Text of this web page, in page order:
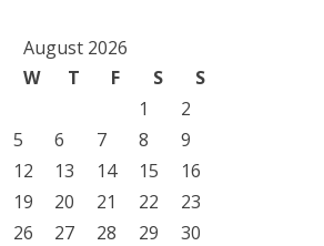
August 2026
W T F S
S
1
2
5 6 7 8
9
12 13 14 15
16
19 20 21 22
23
26 27 28 29
30